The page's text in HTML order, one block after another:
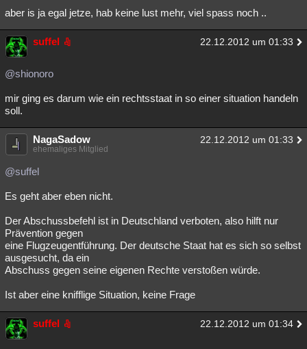
aber is ja egal jetze, hab keine lust mehr, viel spass noch ..
suffel 22.12.2012 um 01:33
@shionoro
mir ging es darum wie ein rechtsstaat in so einer situation handeln
soll.
NagaSadow 22.12.2012 um 01:33
ehemaliges Mitglied
@suffel
Es geht aber eben nicht.
Der Abschussbefehl ist in Deutschland verboten, also hilft nur
Prävention gegen
eine Flugzeugentführung. Der deutsche Staat hat es sich so selbst
ausgesucht, da ein
Abschuss gegen seine eigenen Rechte verstoßen würde.
Ist aber eine knifflige Situation, keine Frage
suffel 22.12.2012 um 01:34